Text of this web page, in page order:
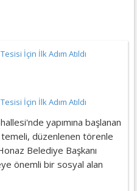
yapımına başlanan
temeli, düzenlenen törenle
Belediye Başkanı
önemli bir sosyal alan